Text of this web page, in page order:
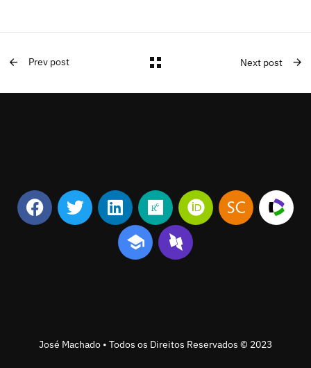
Prev post Next post
José Machado • Todos os Direitos Reservados © 2023